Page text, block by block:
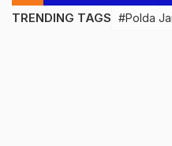
TRENDING TAGS #Polda